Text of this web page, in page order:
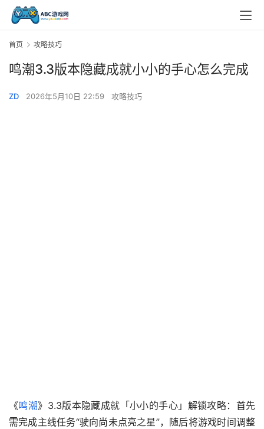
首页 攻略技巧
鸣潮3.3版本隐藏成就小小的手心怎么完成
ZD 2026年5月10日 22:59 攻略技巧
《鸣潮》3.3版本隐藏成就「小小的手心」解锁攻略：首先
需完成主线任务“驶向尚未点亮之星”，随后将游戏时间调整